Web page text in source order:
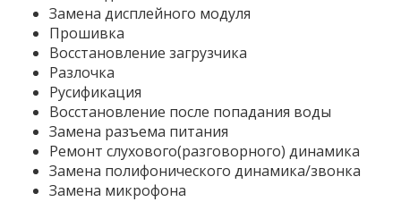
Замена дисплейного модуля
Прошивка
Восстановление загрузчика
Разлочка
Русификация
Восстановление после попадания воды
Замена разъема питания
Ремонт слухового(разговорного) динамика
Замена полифонического динамика/звонка
Замена микрофона